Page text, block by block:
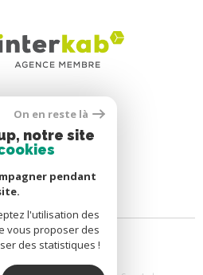
On en reste là
notre site
pendant
l'utilisation des
vous proposer des
des statistiques !